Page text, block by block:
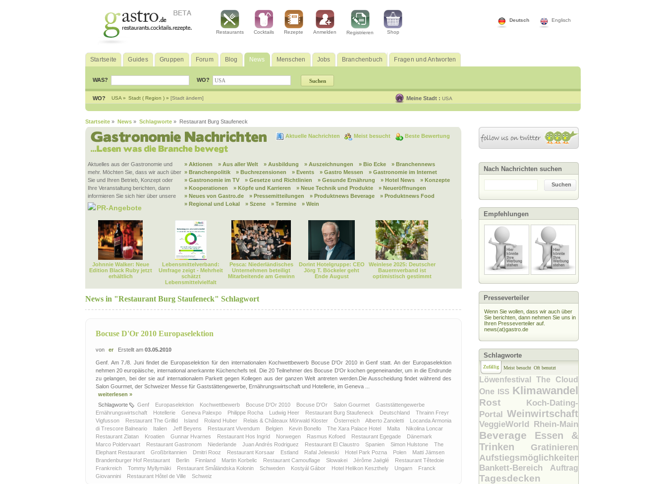
Englisch
Deutsch
Restaurants Cocktails Rezepte Anmelden Registrieren Shop
Startseite Guides Gruppen Forum Blog News Menschen Jobs Branchenbuch Fragen und Antworten
WAS? WO?
WO? USA » Stadt ( Region ) » [Stadt ändern] Meine Stadt : USA
Startseite » News » Schlagworte » Restaurant Burg Staufeneck
Aktuelle Nachrichten Meist besucht Beste Bewertung
Aktuelles aus der Gastronomie und
mehr. Möchten Sie, dass wir auch über
Sie und Ihren Betrieb, Konzept oder
Ihre Veranstaltung berichten, dann
informieren Sie sich hier über unsere
PR-Angebote
» Aktionen » Aus aller Welt » Ausbildung » Auszeichnungen » Bio Ecke
» Branchennews
» Branchenpolitik
» Buchrezensionen » Events » Gastro Messen
» Gastronomie im Internet
» Gastronomie im TV
» Gesetze und Richtlinien » Gesunde Ernährung » Hotel News
» Konzepte
» Kooperationen
» Köpfe und Karrieren » Neue Technik und Produkte
» Neueröffnungen
» Neues von Gastro.de
» Pressemitteilungen » Produktnews Beverage
» Produktnews Food
» Regional und Lokal
» Szene » Termine » Wein
Johnnie Walker: Neue
Edition Black Ruby jetzt
erhältlich
Lebensmittelverband:
Umfrage zeigt - Mehrheit
schätzt
Lebensmittelvielfalt
Pesca: Niederländisches
Unternehmen beteiligt
Mitarbeitende am Gewinn
Dorint Hotelgruppe: CEO
Jörg T. Böckeler geht
Ende August
Weinlese 2025: Deutscher
Bauernverband ist
optimistisch gestimmt
News in "Restaurant Burg Staufeneck" Schlagwort
Bocuse D'Or 2010 Europaselektion
von er Erstellt am 03.05.2010
Genf. Am 7./8. Juni findet die Europaselektion für den internationalen Kochwettbewerb Bocuse D'Or 2010 in Genf statt. An der Europaselektion
nehmen 20 europäische, international anerkannte Küchenchefs teil. Die 20 Teilnehmer des Bocuse D'Or kochen gegeneinander, um in die Endrunde
zu gelangen, bei der sie auf internationalem Parkett gegen Kollegen aus der ganzen Welt antreten werden.Die Ausscheidung findet während des
Salon Gourmet, der Schweizer Messe für Gaststättengewerbe, Ernährungswirtschaft und Hotellerie, im Geneva ...
weiterlesen »
Schlagworte
Genf Europaselektion Kochwettbewerb Bocuse D'Or 2010 Bocuse D'Or Salon Gourmet
Gaststättengewerbe
Ernährungswirtschaft
Hotellerie Geneva Palexpo Philippe Rocha Ludwig Heer Restaurant Burg Staufeneck Deutschland
Thrainn Freyr
Vigfusson
Restaurant The Grillid Island Roland Huber Relais & Châteaux Mörwald Kloster Österreich Alberto Zanoletti
Locanda Armonia
di Trescore Balneario
Italien Jeff Beyens Restaurant Vivendum Belgien Kevin Bonello The Xara Palace Hotel Malta
Nikolina Loncar
Restaurant Zlatan
Kroatien Gunnar Hvarnes Restaurant Hos Ingrid Norwegen Rasmus Kofoed Restaurant Egegade
Dänemark
Marco Poldervaart
Restaurant Gastronom Niederlande Juan Andrés Rodriguez Restaurant El Claustro Spanien Simon Hulstone
The
Elephant Restaurant
Großbritannien Dmitri Rooz Restaurant Korsaar Estland Rafal Jelewski Hotel Park Pozna Polen
Matti Jämsen
Brandenburger Hof Restaurant
Berlin Finnland Martin Korbelic Restaurant Camouflage Slowakei Jérôme Jaëglé
Restaurant Têtedoie
Frankreich
Tommy Myllymäki Restaurant Småländska Kolonin Schweden Kostyál Gábor Hotel Helikon Keszthely Ungarn
Franck
Giovannini
Restaurant Hôtel de Ville Schweiz
Nach Nachrichten suchen
Suchen
Empfehlungen
Presseverteiler
Wenn Sie wollen, dass wir auch über
Sie berichten, dann nehmen Sie uns in
Ihren Presseverteiler auf.
news(at)gastro.de
Schlagworte
Zufällig Meist besucht Oft benutzt
Löwenfestival The Cloud
One ISS Klimawandel
Rost
Koch-Dating-
Portal Weinwirtschaft
VeggieWorld Rhein-Main
Beverage Essen &
Trinken Gratinieren
Aufstiegsmöglichkeiten
Bankett-Bereich Auftrag
Tagesdecken